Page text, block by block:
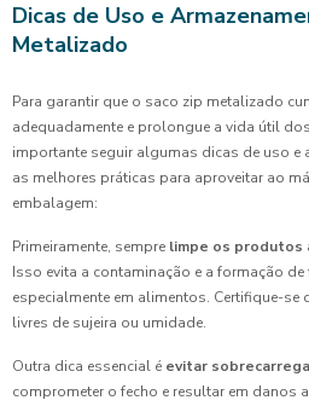
Dicas de Uso e
Metalizado
Para garantir que o saco zip metalizado
adequadamente e prolongue a vida útil
importante seguir algumas dicas de uso e
as melhores práticas para aproveitar ao
embalagem:
Primeiramente, sempre limpe os produtos
Isso evita a contaminação e a formação
especialmente em alimentos. Certifique-se
livres de sujeira ou umidade.
Outra dica essencial é evitar
comprometer o fecho e resultar em danos